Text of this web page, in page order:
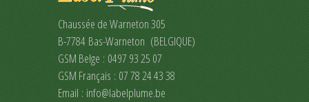
Chaussée de Warneton 305
B-7784 Bas-Warneton (BELGIQUE)
GSM Belge : 0497 93 25 07
GSM Français : 07 78 24 43 38
Email : info@labelplume.be